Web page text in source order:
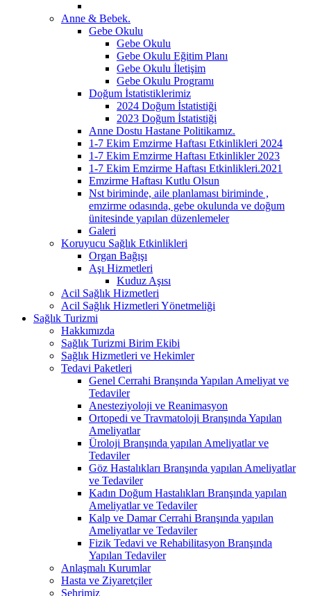
Anne & Bebek.
Gebe Okulu
Gebe Okulu
Gebe Okulu Eğitim Planı
Gebe Okulu İletişim
Gebe Okulu Programı
Doğum İstatistiklerimiz
2024 Doğum İstatistiği
2023 Doğum İstatistiği
Anne Dostu Hastane Politikamız.
1-7 Ekim Emzirme Haftası Etkinlikleri 2024
1-7 Ekim Emzirme Haftası Etkinlikler 2023
1-7 Ekim Emzirme Haftası Etkinlikleri.2021
Emzirme Haftası Kutlu Olsun
Nst biriminde, aile planlaması biriminde ,
emzirme odasında, gebe okulunda ve doğum
ünitesinde yapılan düzenlemeler
Galeri
Koruyucu Sağlık Etkinlikleri
Organ Bağışı
Aşı Hizmetleri
Kuduz Aşısı
Acil Sağlık Hizmetleri
Acil Sağlık Hizmetleri Yönetmeliği
Sağlık Turizmi
Hakkımızda
Sağlık Turizmi Birim Ekibi
Sağlık Hizmetleri ve Hekimler
Tedavi Paketleri
Genel Cerrahi Branşında Yapılan Ameliyat ve
Tedaviler
Anesteziyoloji ve Reanimasyon
Ortopedi ve Travmatoloji Branşında Yapılan
Ameliyatlar
Üroloji Branşında yapılan Ameliyatlar ve
Tedaviler
Göz Hastalıkları Branşında yapılan Ameliyatlar
ve Tedaviler
Kadın Doğum Hastalıkları Branşında yapılan
Ameliyatlar ve Tedaviler
Kalp ve Damar Cerrahi Branşında yapılan
Ameliyatlar ve Tedaviler
Fizik Tedavi ve Rehabilitasyon Branşında
Yapılan Tedaviler
Anlaşmalı Kurumlar
Hasta ve Ziyaretçiler
Şehrimiz